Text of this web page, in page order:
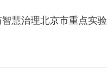
慧治理北京市重点实